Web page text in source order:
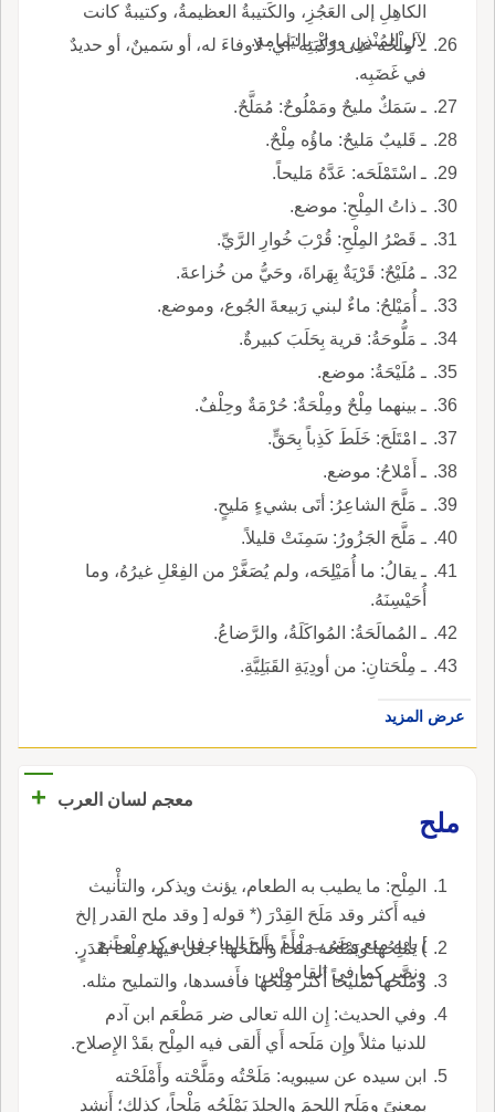
الكاهِلِ إلى العَجُزِ، والكَتيبةُ العظيمةُ، وكتيبةٌ كانت
لآلِ المُنْذِرِ، ووادٍ باليَمامةِ.
ـ 'مِلْحُه على رُكْبَتِه' أي: لاوفاءَ له، أو سَمينٌ، أو حديدٌ
في غَضَبِه.
ـ سَمَكٌ مليحٌ ومَمْلُوحٌ: مُمَلَّحٌ.
ـ قَليبٌ مَليحٌ: ماؤُه مِلْحٌ.
ـ اسْتَمْلَحَه: عَدَّهُ مَليحاً.
ـ ذاتُ المِلْحِ: موضع.
ـ قَصْرُ المِلْحِ: قُرْبَ خُوارِ الرَّيِّ.
ـ مُلَيْحٌ: قَرْيَةٌ بِهَراةَ، وحَيُّ من خُزاعةَ.
ـ أُمَيْلحُ: ماءٌ لبني رَبيعةَ الجُوع، وموضع.
ـ مَلُّوحَةُ: قرية بِحَلَبَ كبيرةٌ.
ـ مُلَيْحَةُ: موضع.
ـ بينهما مِلْحٌ ومِلْحَةٌ: حُرْمَةٌ وحِلْفٌ.
ـ امْتَلَحَ: خَلَطَ كَذِباً بِحَقٍّ.
ـ أَمْلاحُ: موضع.
ـ مَلَّحَ الشاعِرُ: أتَى بشيءٍ مَليحٍ.
ـ مَلَّحَ الجَزُورُ: سَمِنَتْ قليلاً.
ـ يقالُ: ما أُمَيْلِحَه، ولم يُصَغَّرْ من الفِعْلِ غيرُهُ، وما
أُحَيْسِنَهُ.
ـ المُمالَحَةُ: المُواكَلَةُ، والرَّضاعُ.
ـ مِلْحَتانِ: من أودِيَةِ القَبَلِيَّةِ.
عرض المزيد
معجم لسان العرب
+
ملح
المِلْح: ما يطيب به الطعام، يؤنث ويذكر، والتأْنيث
فيه أَكثر وقد مَلَحَ القِدْرَ (* قوله [ وقد ملح القدر إلخ
] بابه منع وضرب وأَم ملح الماء فبابه كرم ومنع
ونصر كما في القاموس.
) يَمْلِحُها ويَمْلَحُه مَلْحاً وأَملَحَها: جعل فيها مِلْحاً بقَدَرٍ.
ومَلَّحها تَمْليحاً أَكثر مِلْحها فأَفسدها، والتمليح مثله.
وفي الحديث: إِن الله تعالى ضر مَطْعَم ابن آدم
للدنيا مثلاً وإِن مَلَحه أَي أَلقى فيه المِلْح بقَدْ الإِصلاح.
ابن سيده عن سيبويه: مَلَحْتُه ومَلَّحْته وأَمْلَحْته
بمعنىً ومَلَح اللحمَ والجلدَ يَمْلَحُه مَلْحاً، كذلك؛ أَنشد